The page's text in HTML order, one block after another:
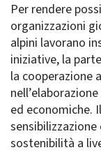
Per rendere
organizzazioni
alpini lavorano
iniziative, la
la cooperazione
ed economiche.
sostenibilità a